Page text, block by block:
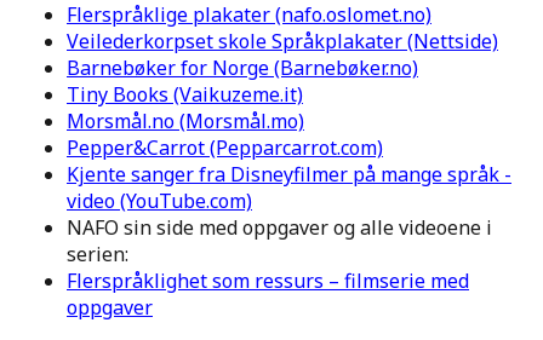
Flerspråklige plakater (nafo.oslomet.no)
Veilederkorpset skole Språkplakater (Nettside)
Barnebøker for Norge (Barnebøker.no)
Tiny Books (Vaikuzeme.it)
Morsmål.no (Morsmål.mo)
Pepper&Carrot (Pepparcarrot.com)
Kjente sanger fra Disneyfilmer på mange språk -
video (YouTube.com)
NAFO sin side med oppgaver og alle videoene i
serien:
Flerspråklighet som ressurs – filmserie med
oppgaver